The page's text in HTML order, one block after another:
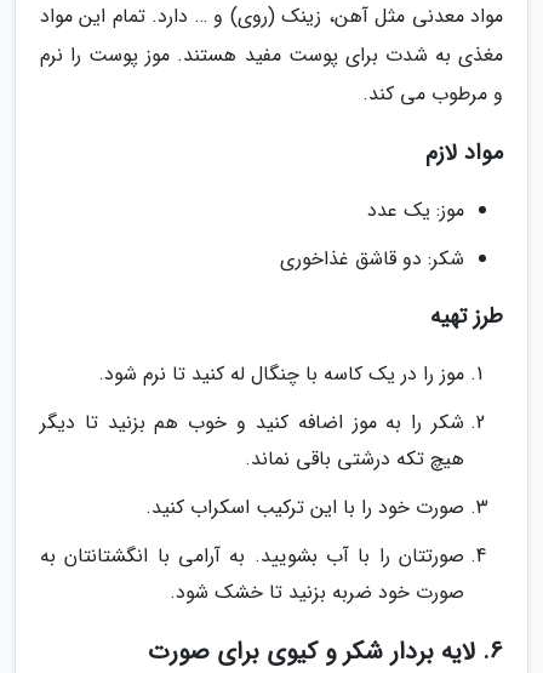
مواد معدنی مثل آهن، زینک (روی) و … دارد. تمام این مواد
مغذی به شدت برای پوست مفید هستند. موز پوست را نرم
و مرطوب می کند.
مواد لازم
موز: یک عدد
شکر: دو قاشق غذاخوری
طرز تهیه
موز را در یک کاسه با چنگال له کنید تا نرم شود.
شکر را به موز اضافه کنید و خوب هم بزنید تا دیگر
هیچ تکه درشتی باقی نماند.
صورت خود را با این ترکیب اسکراب کنید.
صورتتان را با آب بشویید. به آرامی با انگشتانتان به
صورت خود ضربه بزنید تا خشک شود.
6. لایه بردار شکر و کیوی برای صورت